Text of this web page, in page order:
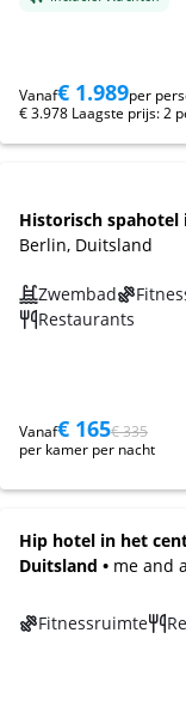
Vanaf€ 1.989per
€ 3.978 Laagste prijs: 2
Historisch spahotel
Berlin, Duitsland
Zwembad
Restaurants
Vanaf€ 165€ 335
per kamer per nacht
Hip hotel in het
Duitsland • me and
Fitnessruimte